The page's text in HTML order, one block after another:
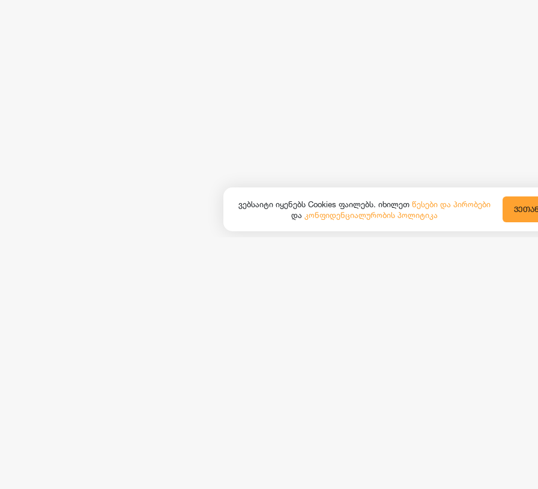
ვებსაიტი იყენებს Cookies ფაილებს. იხილეთ წესები და პირობები
და კონფიდენციალურობის პოლიტიკა